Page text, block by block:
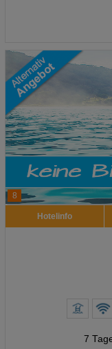
8
Hotelinfo
7